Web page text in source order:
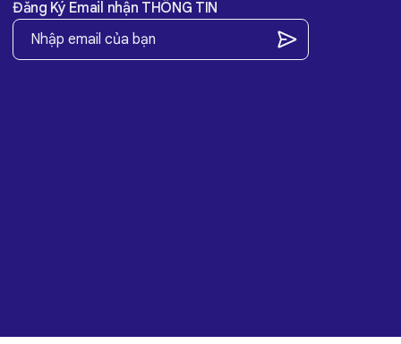
Đăng Ký Email nhận THÔNG TIN